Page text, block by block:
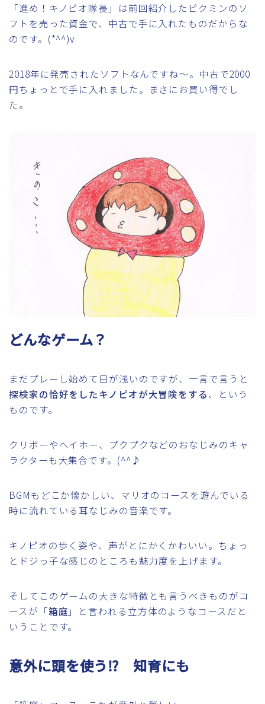
「進め！キノピオ隊長」は前回紹介したピクミンのソ
フトを売った資金で、中古で手に入れたものだからな
のです。(*^^)v
2018年に発売されたソフトなんですね～。中古で2000
円ちょっとで手に入れました。まさにお買い得でし
た。
どんなゲーム？
まだプレーし始めて日が浅いのですが、一言で言うと
探検家の恰好をしたキノピオが大冒険をする、という
ものです。
クリボーやヘイホー、プクプクなどのおなじみのキャ
ラクターも大集合です。(^^♪
BGMもどこか懐かしい、マリオのコースを遊んでいる
時に流れている耳なじみの音楽です。
キノピオの歩く姿や、声がとにかくかわいい。ちょっ
とドジっ子な感じのところも魅力度を上げます。
そしてこのゲームの大きな特徴とも言うべきものがコ
ースが「箱庭 」と言われる立方体のようなコースだと
いうことです。
意外に頭を使う⁉ 知育にも